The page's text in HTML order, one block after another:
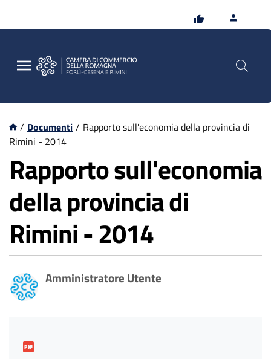
/ Documenti / Rapporto sull'economia della provincia di
Rimini - 2014
Rapporto sull'economia
della provincia di
Rimini - 2014
Amministratore Utente